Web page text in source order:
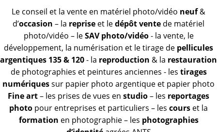
Le conseil et la vente en matériel photo/vidéo neuf&
d’occasion – la reprise et ledépôt vente de matériel
photo/vidéo – leSAV photo/vidéo- la vente, le
développement, la numérisation et le tirage de pellicules
argentiques 135 & 120- la reproduction & la restauration
de photographies et peintures anciennes - les tirages
numériquessur papier photo argentique et papier photo
Fine art– les prises de vues en studio– les reportages
photo pour entreprises et particuliers – les cours et la
formation en photographie – les photographies